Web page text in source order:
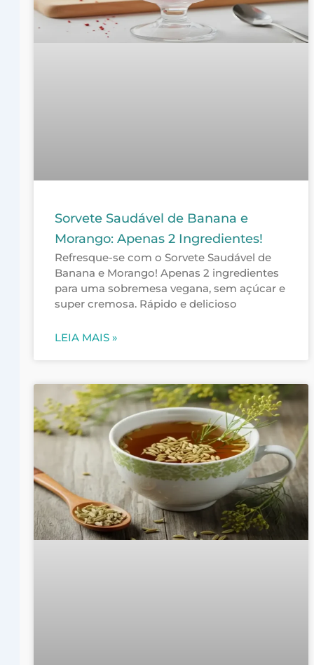
Sorvete Saudável de Banana e
Morango: Apenas 2 Ingredientes!
Refresque-se com o Sorvete Saudável de
Banana e Morango! Apenas 2 ingredientes
para uma sobremesa vegana, sem açúcar e
super cremosa. Rápido e delicioso
LEIA MAIS »